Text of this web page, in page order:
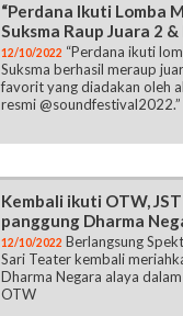
“Perdana Ikuti Lomba
Suksma Raup Juara 2
12/10/2022 “Perdana ikuti
Suksma berhasil meraup
favorit yang diadakan oleh
resmi @soundfestival2022.”
Kembali ikuti OTW,
panggung Dharma
12/10/2022 Berlangsung
Sari Teater kembali
Dharma Negara alaya
OTW